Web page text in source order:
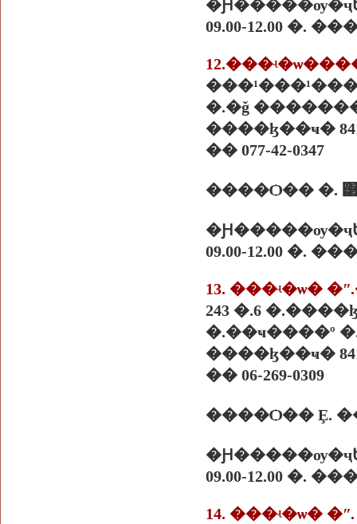
09.00-12.00 �.
�.�ǧ
����ɮ��ҹ�
�� 077-42-0347
����Ѻ�� �.
09.00-12.00 �.
13. ���ʵ�ѡ�
243 �.6
�.��ҹ����º
����ɮ��ҹ�
�� 06-269-0309
����Ѻ�� Ȩ.
09.00-12.00 �.
14. ���ʵ�ѡ�